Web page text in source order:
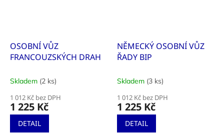
OSOBNÍ VŮZ
FRANCOUZSKÝCH DRAH
Skladem (2 ks)
1 012 Kč bez DPH
1 225 Kč
DETAIL
NĚMECKÝ OSOBNÍ VŮZ
ŘADY BIP
Skladem (3 ks)
1 012 Kč bez DPH
1 225 Kč
DETAIL